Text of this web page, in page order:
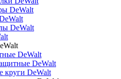
DeWalt
DeWalt
DeWalt
DeWalt
круги DeWalt